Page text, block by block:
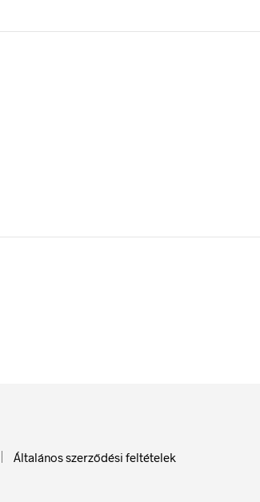
Általános szerződési feltételek